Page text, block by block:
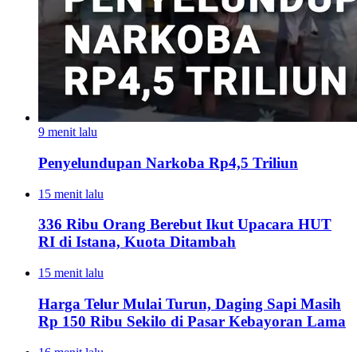
9 menit lalu
Penyelundupan Narkoba Rp4,5 Triliun
15 menit lalu
336 Ribu Orang Berebut Ikut Upacara HUT
RI di Istana, Kuota Ditambah
15 menit lalu
Harga Telur Mulai Turun, Daging Sapi Masih
Rp 150 Ribu Sekilo di Pasar Kebayoran Lama